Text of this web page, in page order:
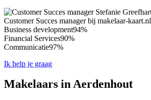
Customer Succes manager bij makelaar-kaart.nl
Business development94%
Financial Services90%
Communicatie97%
Ik help je graag
Makelaars in Aerdenhout